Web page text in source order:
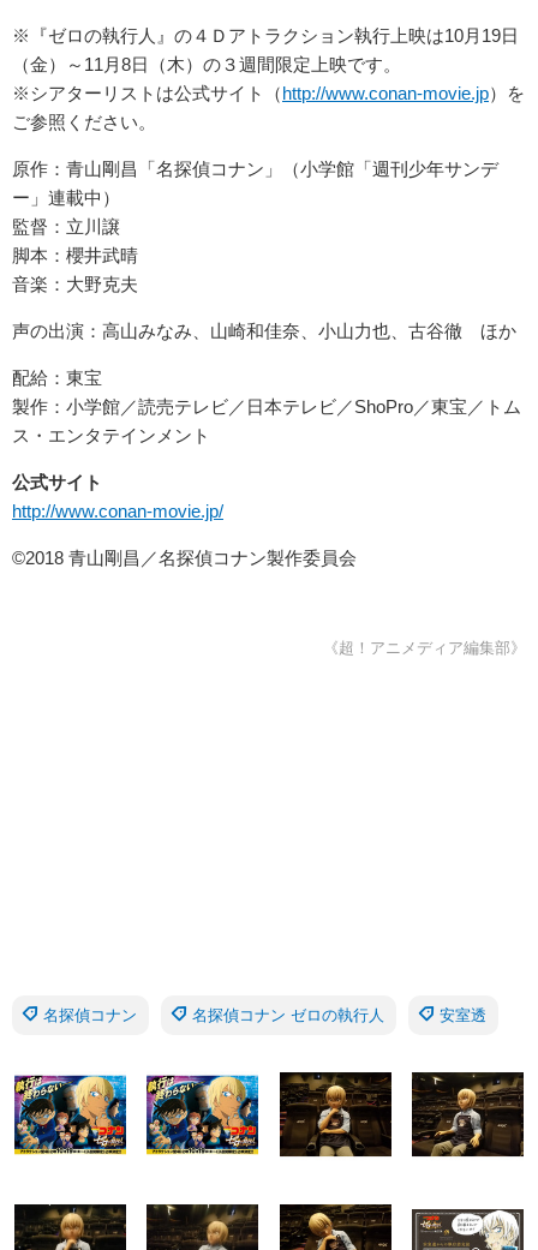
※『ゼロの執行人』の４Ｄアトラクション執行上映は10月19日
（金）～11月8日（木）の３週間限定上映です。
※シアターリストは公式サイト（http://www.conan-movie.jp）を
ご参照ください。
原作：青山剛昌「名探偵コナン」（小学館「週刊少年サンデ
ー」連載中）
監督：立川譲
脚本：櫻井武晴
音楽：大野克夫
声の出演：高山みなみ、山崎和佳奈、小山力也、古谷徹 ほか
配給：東宝
製作：小学館／読売テレビ／日本テレビ／ShoPro／東宝／トム
ス・エンタテインメント
公式サイト
http://www.conan-movie.jp/
©2018 青山剛昌／名探偵コナン製作委員会
《超！アニメディア編集部》
名探偵コナン 名探偵コナン ゼロの執行人 安室透